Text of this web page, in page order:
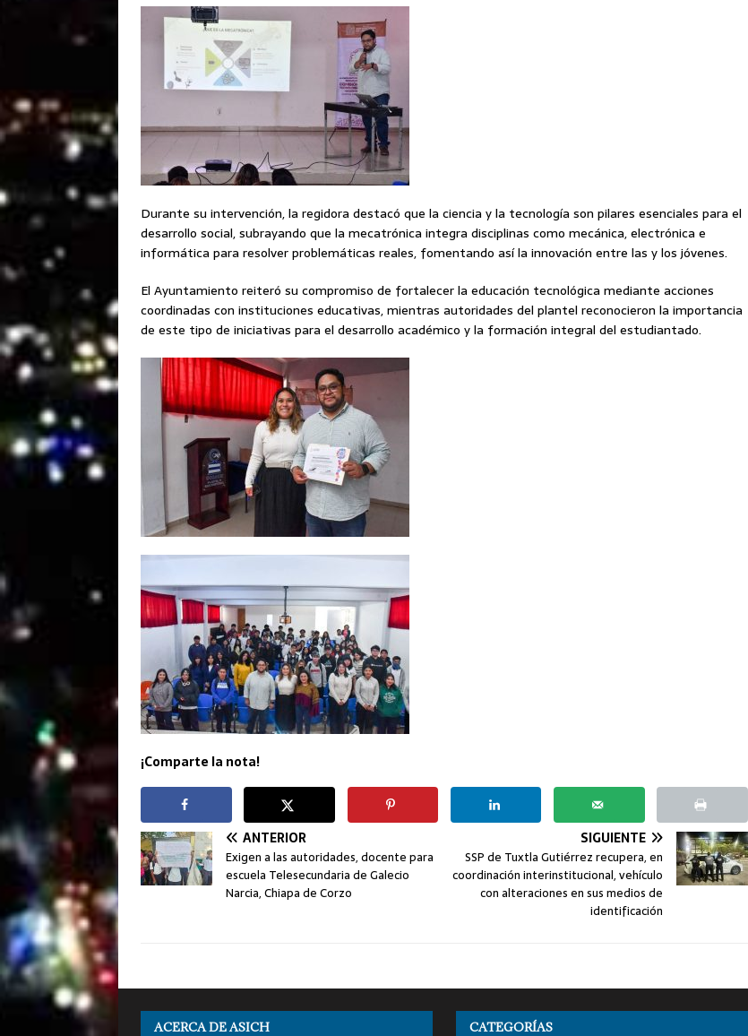
Durante su intervención, la regidora destacó que la ciencia y la tecnología son pilares esenciales para el
desarrollo social, subrayando que la mecatrónica integra disciplinas como mecánica, electrónica e
informática para resolver problemáticas reales, fomentando así la innovación entre las y los jóvenes.
El Ayuntamiento reiteró su compromiso de fortalecer la educación tecnológica mediante acciones
coordinadas con instituciones educativas, mientras autoridades del plantel reconocieron la importancia
de este tipo de iniciativas para el desarrollo académico y la formación integral del estudiantado.
¡Comparte la nota!
ANTERIOR
Exigen a las autoridades, docente para
escuela Telesecundaria de Galecio
Narcia, Chiapa de Corzo
SIGUIENTE
SSP de Tuxtla Gutiérrez recupera, en
coordinación interinstitucional, vehículo
con alteraciones en sus medios de
identificación
ACERCA DE ASICH CATEGORÍAS